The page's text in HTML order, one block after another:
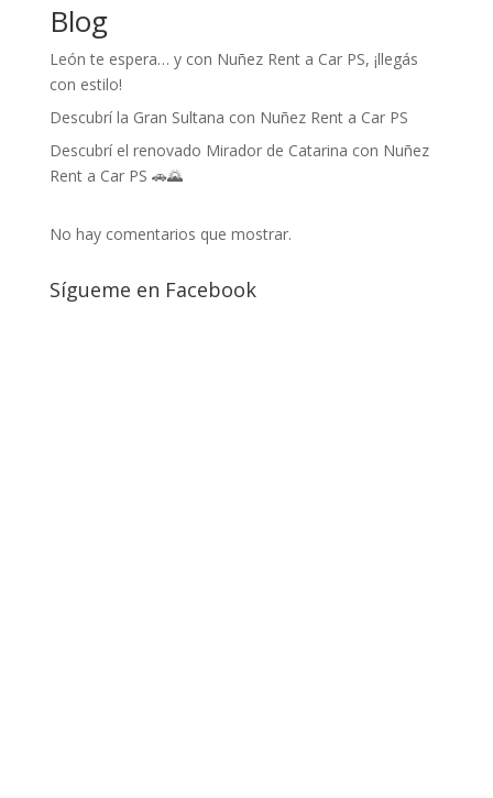
Blog
León te espera… y con Nuñez Rent a Car PS, ¡llegás
con estilo!
Descubrí la Gran Sultana con Nuñez Rent a Car PS
Descubrí el renovado Mirador de Catarina con Nuñez
Rent a Car PS 🚗🌄
No hay comentarios que mostrar.
Sígueme en Facebook